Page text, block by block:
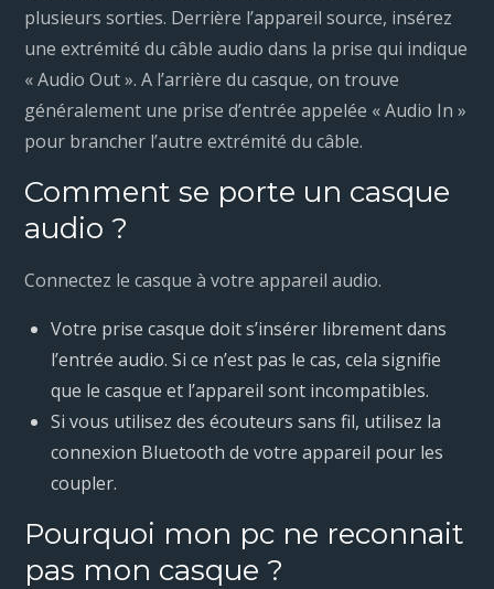
plusieurs sorties. Derrière l’appareil source, insérez
une extrémité du câble audio dans la prise qui indique
« Audio Out ». A l’arrière du casque, on trouve
généralement une prise d’entrée appelée « Audio In »
pour brancher l’autre extrémité du câble.
Comment se porte un casque
audio ?
Connectez le casque à votre appareil audio.
Votre prise casque doit s’insérer librement dans
l’entrée audio. Si ce n’est pas le cas, cela signifie
que le casque et l’appareil sont incompatibles.
Si vous utilisez des écouteurs sans fil, utilisez la
connexion Bluetooth de votre appareil pour les
coupler.
Pourquoi mon pc ne reconnait
pas mon casque ?